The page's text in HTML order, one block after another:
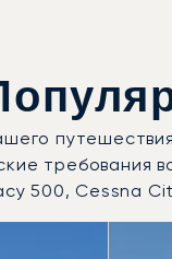
500, Cessna